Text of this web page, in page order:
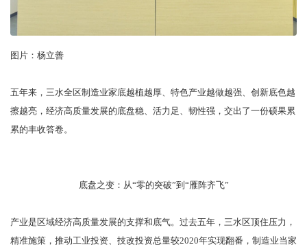
图片：杨立善
五年来，三水全区制造业家底越植越厚、特色产业越做越强、创新底色越
擦越亮，经济高质量发展的底盘稳、活力足、韧性强，交出了一份硕果累
累的丰收答卷。
底盘之变：从“零的突破”到“雁阵齐飞”
产业是区域经济高质量发展的支撑和底气。过去五年，三水区顶住压力，
精准施策，推动工业投资、技改投资总量较2020年实现翻番，制造业当家